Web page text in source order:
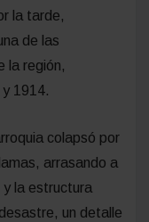
la tarde,
de las
la región,
1914.
colapsó por
arrasando a
y la estructura
un detalle